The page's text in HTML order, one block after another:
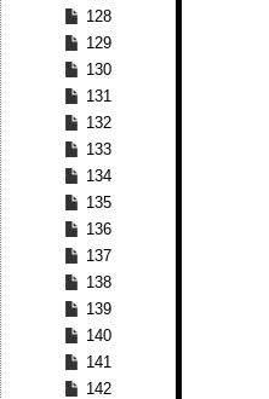
128
129
130
131
132
133
134
135
136
137
138
139
140
141
142